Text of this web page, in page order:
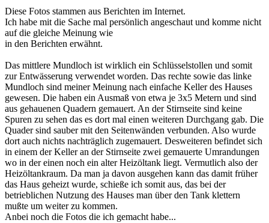
Diese Fotos stammen aus Berichten im Internet.
Ich habe mit die Sache mal persönlich angeschaut und komme nicht
auf die gleiche Meinung wie
in den Berichten erwähnt.
Das mittlere Mundloch ist wirklich ein Schlüsselstollen und somit
zur Entwässerung verwendet worden. Das rechte sowie das linke
Mundloch sind meiner Meinung nach einfache Keller des Hauses
gewesen. Die haben ein Ausmaß von etwa je 3x5 Metern und sind
aus gehauenen Quadern gemauert. An der Stirnseite sind keine
Spuren zu sehen das es dort mal einen weiteren Durchgang gab. Die
Quader sind sauber mit den Seitenwänden verbunden. Also wurde
dort auch nichts nachträglich zugemauert. Desweiteren befindet sich
in einem der Keller an der Stirnseite zwei gemauerte Umrandungen
wo in der einen noch ein alter Heizöltank liegt. Vermutlich also der
Heizöltankraum. Da man ja davon ausgehen kann das damit früher
das Haus geheizt wurde, schieße ich somit aus, das bei der
betrieblichen Nutzung des Hauses man über den Tank klettern
mußte um weiter zu kommen.
Anbei noch die Fotos die ich gemacht habe...